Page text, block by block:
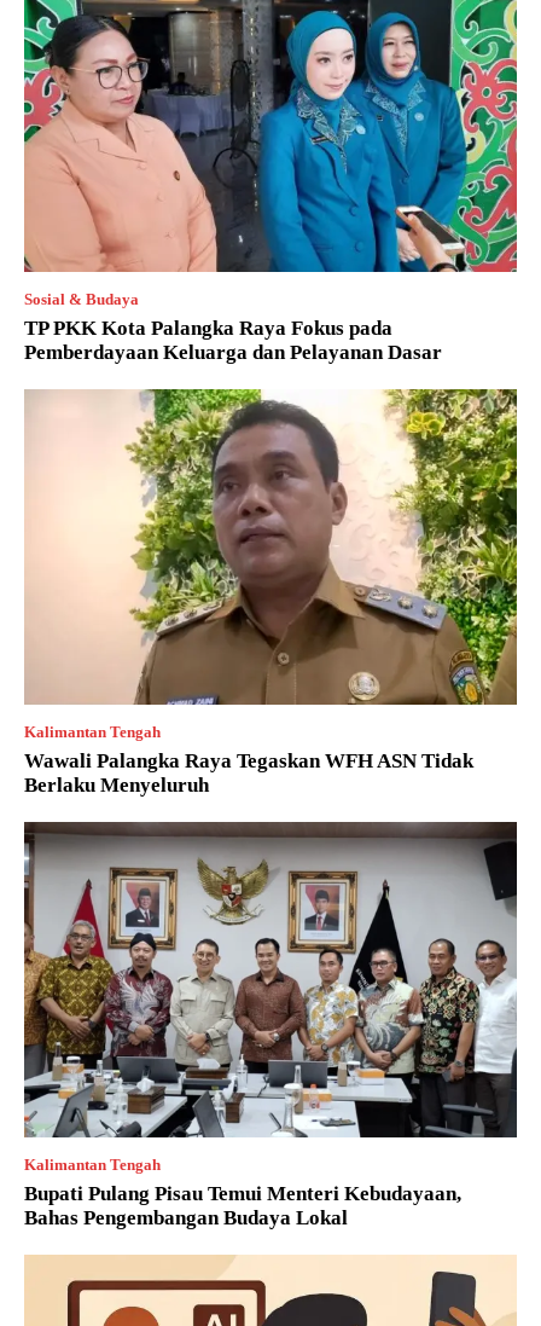
Sosial & Budaya
TP PKK Kota Palangka Raya Fokus pada
Pemberdayaan Keluarga dan Pelayanan Dasar
Kalimantan Tengah
Wawali Palangka Raya Tegaskan WFH ASN Tidak
Berlaku Menyeluruh
Kalimantan Tengah
Bupati Pulang Pisau Temui Menteri Kebudayaan,
Bahas Pengembangan Budaya Lokal